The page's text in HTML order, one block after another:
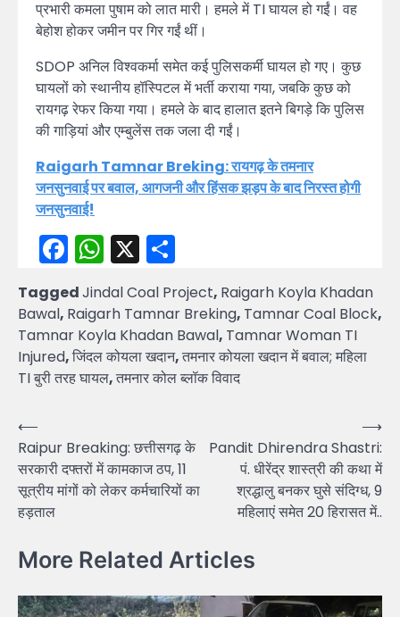
प्रभारी कमला पुषाम को लात मारी। हमले में TI घायल हो गईं। वह
बेहोश होकर जमीन पर गिर गईं थीं।
SDOP अनिल विश्वकर्मा समेत कई पुलिसकर्मी घायल हो गए। कुछ
घायलों को स्थानीय हॉस्पिटल में भर्ती कराया गया, जबकि कुछ को
रायगढ़ रेफर किया गया। हमले के बाद हालात इतने बिगड़े कि पुलिस
की गाड़ियां और एम्बुलेंस तक जला दी गईं।
Raigarh Tamnar Breking: रायगढ़ के तमनार
जनसुनवाई पर बवाल, आगजनी और हिंसक झड़प के बाद निरस्त होगी
जनसुनवाई!
Facebook
WhatsApp
X
TaggedJindal Coal Project, Raigarh Koyla Khadan
Bawal, Raigarh Tamnar Breking, Tamnar Coal Block,
Tamnar Koyla Khadan Bawal, Tamnar Woman TI
Injured,जिंदल कोयला खदान,तमनार कोयला खदान में बवाल; महिला
TI बुरी तरह घायल,तमनार कोल ब्लॉक विवाद
Post
navigation
⟵
Raipur Breaking: छत्तीसगढ़ के
सरकारी दफ्तरों में कामकाज ठप, 11
सूत्रीय मांगों को लेकर कर्मचारियों का
हड़ताल
Pandit Dhirendra Shastri:
पं. धीरेंद्र शास्त्री की कथा में
श्रद्धालु बनकर घुसे संदिग्ध, 9
महिलाएं समेत 20 हिरासत में..
⟶
More Related Articles